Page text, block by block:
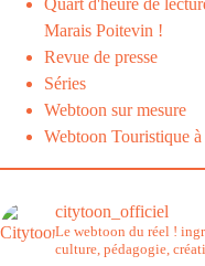
Quart d'heure de
Marais Poitevin !
Revue de presse
Séries
Webtoon sur mesure
Webtoon Touristique
citytoon_officiel
Le webtoon du réel !
culture, pédagogie,